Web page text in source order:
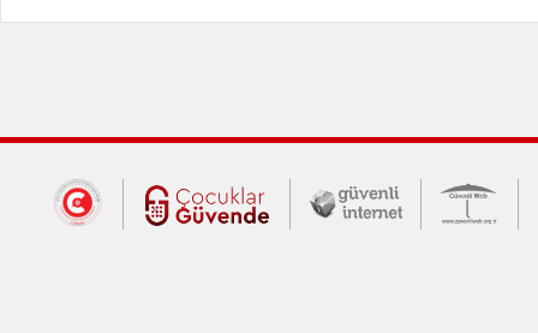
Dış Bağlantılar
Cumhurbaşkanlığı İletişim Merkezi
Çocuklar Güvende (yeni
Güvenli